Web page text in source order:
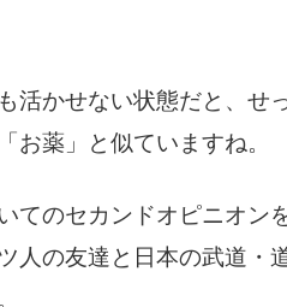
活かせない状態だと、せ
お薬」と似ていますね。
てのセカンドオピニオン
人の友達と日本の武道・